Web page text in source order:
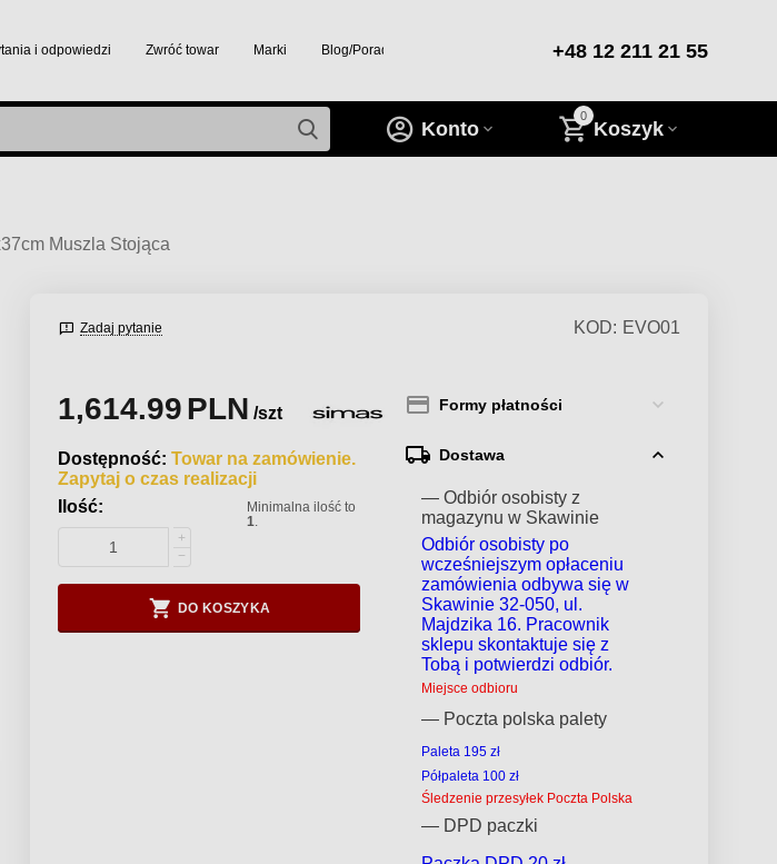
i odpowiedzi Zwróć towar Marki Blog/Porady/Inspiracje +48 12 211 21 55
0
Koszyk
Konto
Muszla Stojąca
Zadaj pytanie KOD: EVO01
1,614.99PLN /szt
Dostępność: Towar na zamówienie.
Zapytaj o czas realizacji
Ilość:
+
−
Minimalna ilość to
1.
DO KOSZYKA
Formy płatności
Dostawa
— Odbiór osobisty z
magazynu w Skawinie
Odbiór osobisty po
wcześniejszym opłaceniu
zamówienia odbywa się w
Skawinie 32-050, ul.
Majdzika 16. Pracownik
sklepu skontaktuje się z
Tobą i potwierdzi odbiór.
Miejsce odbioru
— Poczta polska palety
Paleta 195 zł
Półpaleta 100 zł
Śledzenie przesyłek Poczta Polska
— DPD paczki